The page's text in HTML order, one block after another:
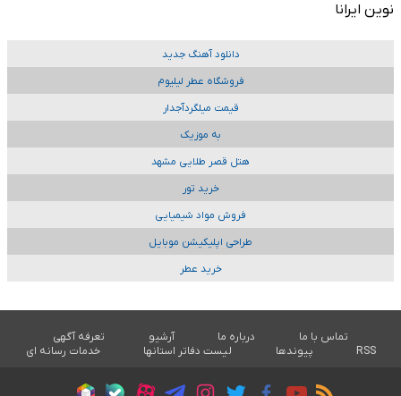
نوین ایرانا
دانلود آهنگ جدید
فروشگاه عطر لیلیوم
قیمت میلگردآجدار
به موزیک
هتل قصر طلایی مشهد
خرید تور
فروش مواد شیمیایی
طراحی اپلیکیشن موبایل
خرید عطر
تماس با ما درباره ما آرشیو
تعرفه آگهی
RSS
پیوندها لیست دفاتر استانها خدمات رسانه ای